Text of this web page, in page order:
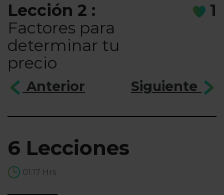
Lección 2 :
Factores para
determinar tu
precio
1
Anterior Siguiente
6 Lecciones
01:17 Hrs